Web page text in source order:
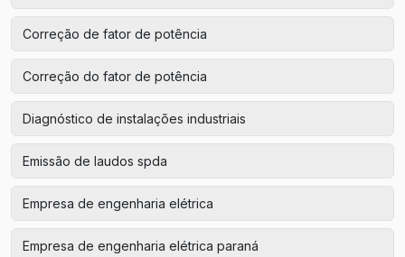
Correção de fator de potência
Correção do fator de potência
Diagnóstico de instalações industriais
Emissão de laudos spda
Empresa de engenharia elétrica
Empresa de engenharia elétrica paraná